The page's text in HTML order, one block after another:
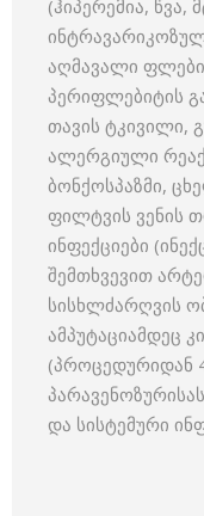
(ჰიპერემია, წვა,
აღმავალი
პერიფლებიტის
თავის ტკივილი,
ალერგიული
ბონქოსპაზმი,
ფილტვის ვენის
ინფექციები
შემთხვევით
სისხლძარღვის
ამპუტაციამდეც
(პროცედურიდან
და სისტემური